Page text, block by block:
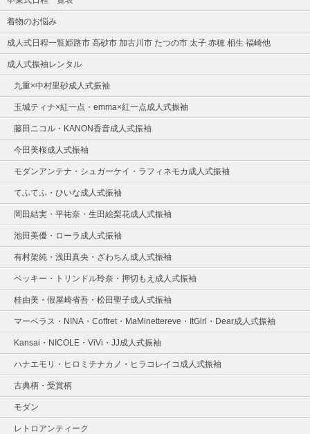
着物のお悩み
成人式日程一覧姫路市 高砂市 加古川市 たつの市 太子 赤穂 相生 福崎他
成人式振袖レンタル
九重×中村里砂成人式振袖
玉城ティナ×紅一点・emma×紅一点成人式振袖
藤田ニコル・KANON香音成人式振袖
今田美桜成人式振袖
モダンアンテナ・シュガーケイ・ラフィネモカ成人式振袖
てふてふ・ひいな成人式振袖
岡田結実・平祐奈・生田絵梨花成人式振袖
池田美優・ローラ成人式振袖
有村架純・浅田真央・ざわちん成人式振袖
ベッキー・トリンドル玲奈・押切もえ成人式振袖
桂由美・假屋崎省吾・松田聖子成人式振袖
マーベラス・NINA・Coffret・MaMinettereve・ItGirl・Dear成人式振袖
Kansai・NICOLE・ViVi・JJ成人式振袖
ハナエモリ・ヒロミチナカノ・ヒラコレイコ成人式振袖
古典柄・受賞柄
モダン
レトロアンティーク